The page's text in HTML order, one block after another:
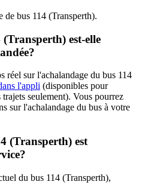
de bus 114 (Transperth).
est-elle
réel sur l'achalandage du bus 114
l'appli (disponibles pour
seulement). Vous pourrez
sur l'achalandage du bus à votre
(Transperth) est
du bus 114 (Transperth),